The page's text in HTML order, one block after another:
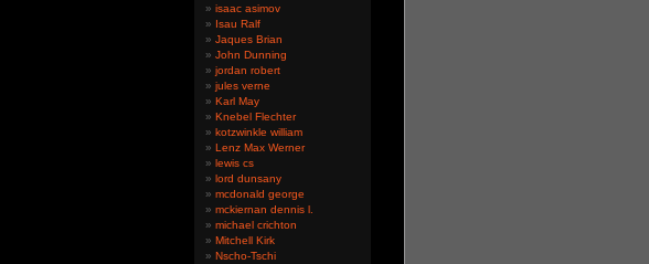
isaac asimov
Isau Ralf
Jaques Brian
John Dunning
jordan robert
jules verne
Karl May
Knebel Flechter
kotzwinkle william
Lenz Max Werner
lewis cs
lord dunsany
mcdonald george
mckiernan dennis l.
michael crichton
Mitchell Kirk
Nscho-Tschi